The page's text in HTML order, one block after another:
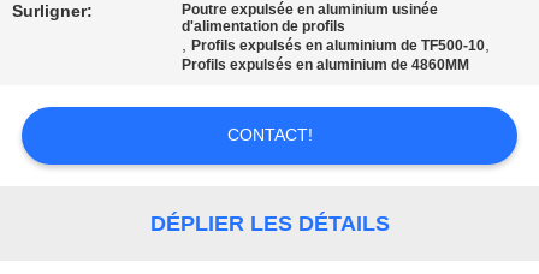
NOUS
NOUVELLES
DEMANDEZ
Surligner:
Poutre expulsée en aluminium usinée
d'alimentation de profils
,Profils expulsés en aluminium de TF500-10,
Profils expulsés en aluminium de 4860MM
CONTACT!
DÉPLIER LES DÉTAILS